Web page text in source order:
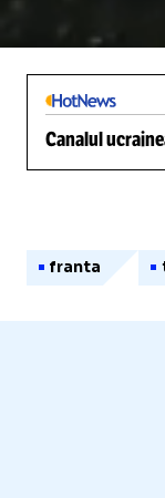
Canalul
franta